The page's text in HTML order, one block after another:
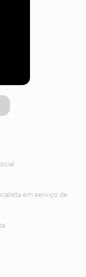
em serviço de